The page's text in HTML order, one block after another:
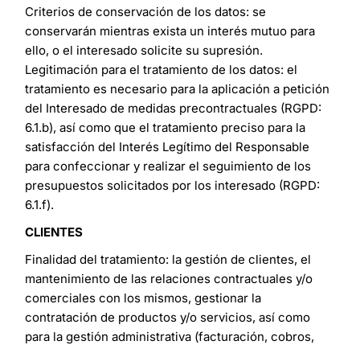
Criterios de conservación de los datos: se
conservarán mientras exista un interés mutuo para
ello, o el interesado solicite su supresión.
Legitimación para el tratamiento de los datos: el
tratamiento es necesario para la aplicación a petición
del Interesado de medidas precontractuales (RGPD:
6.1.b), así como que el tratamiento preciso para la
satisfacción del Interés Legítimo del Responsable
para confeccionar y realizar el seguimiento de los
presupuestos solicitados por los interesado (RGPD:
6.1.f).
CLIENTES
Finalidad del tratamiento: la gestión de clientes, el
mantenimiento de las relaciones contractuales y/o
comerciales con los mismos, gestionar la
contratación de productos y/o servicios, así como
para la gestión administrativa (facturación, cobros,